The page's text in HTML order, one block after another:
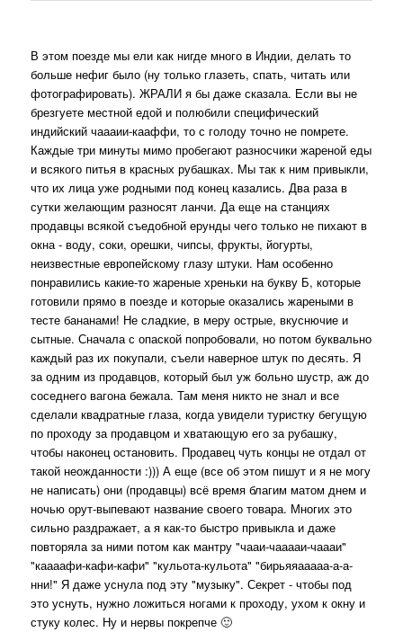
В этом поезде мы ели как нигде много в Индии, делать то
больше нефиг было (ну только глазеть, спать, читать или
фотографировать). ЖРАЛИ я бы даже сказала. Если вы не
брезгуете местной едой и полюбили специфический
индийский чаааии-кааффи, то с голоду точно не помрете.
Каждые три минуты мимо пробегают разносчики жареной еды
и всякого питья в красных рубашках. Мы так к ним привыкли,
что их лица уже родными под конец казались. Два раза в
сутки желающим разносят ланчи. Да еще на станциях
продавцы всякой съедобной ерунды чего только не пихают в
окна - воду, соки, орешки, чипсы, фрукты, йогурты,
неизвестные европейскому глазу штуки. Нам особенно
понравились какие-то жареные хреньки на букву Б, которые
готовили прямо в поезде и которые оказались жареными в
тесте бананами! Не сладкие, в меру острые, вкуснючие и
сытные. Сначала с опаской попробовали, но потом буквально
каждый раз их покупали, съели наверное штук по десять. Я
за одним из продавцов, который был уж больно шустр, аж до
соседнего вагона бежала. Там меня никто не знал и все
сделали квадратные глаза, когда увидели туристку бегущую
по проходу за продавцом и хватающую его за рубашку,
чтобы наконец остановить. Продавец чуть концы не отдал от
такой неожданности :))) А еще (все об этом пишут и я не могу
не написать) они (продавцы) всё время благим матом днем и
ночью орут-выпевают название своего товара. Многих это
сильно раздражает, а я как-то быстро привыкла и даже
повторяла за ними потом как мантру "чааи-чааааи-чаааи"
"каааафи-кафи-кафи" "кульота-кульота" "бирьяяааааа-а-а-
нни!" Я даже уснула под эту "музыку". Секрет - чтобы под
это уснуть, нужно ложиться ногами к проходу, ухом к окну и
стуку колес. Ну и нервы покрепче 🙂